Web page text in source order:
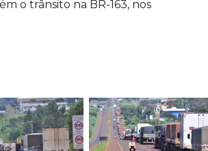
o trânsito na BR-163, nos